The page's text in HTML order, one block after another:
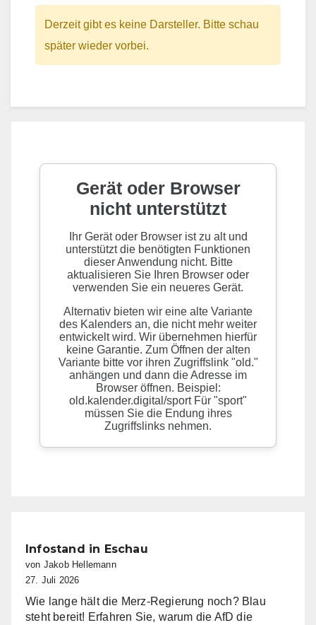
Derzeit gibt es keine Darsteller. Bitte schau
später wieder vorbei.
Infostand in Eschau
von Jakob Hellemann
27. Juli 2026
Wie lange hält die Merz-Regierung noch? Blau
steht bereit! Erfahren Sie, warum die AfD die